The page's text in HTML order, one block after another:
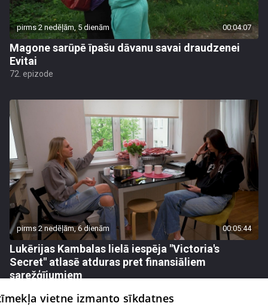
pirms 2 nedēļām, 5 dienām 00:04:07
Magone sarūpē īpašu dāvanu savai draudzenei
Evitai
72. epizode
pirms 2 nedēļām, 6 dienām 00:05:44
Lukērijas Kambalas lielā iespēja "Victoria's
Secret" atlasē atduras pret finansiāliem
sarežģījumiem
vietne izmanto sīkdatnes